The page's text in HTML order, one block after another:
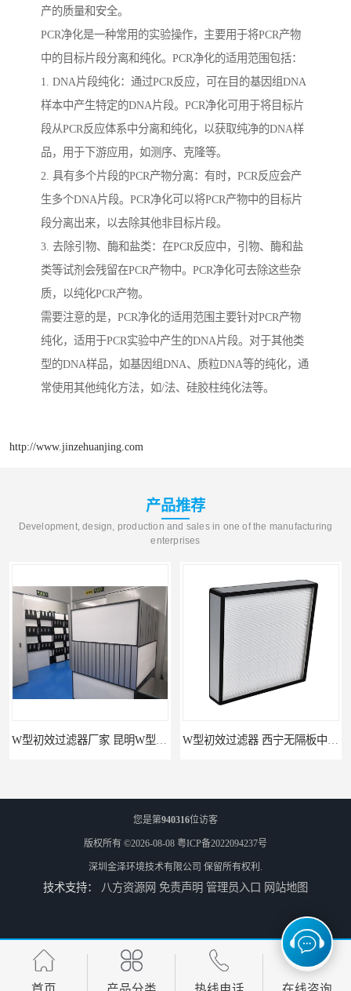
产的质量和安全。
PCR净化是一种常用的实验操作，主要用于将PCR产物
中的目标片段分离和纯化。PCR净化的适用范围包括：
1. DNA片段纯化：通过PCR反应，可在目的基因组DNA
样本中产生特定的DNA片段。PCR净化可用于将目标片
段从PCR反应体系中分离和纯化，以获取纯净的DNA样
品，用于下游应用，如测序、克隆等。
2. 具有多个片段的PCR产物分离：有时，PCR反应会产
生多个DNA片段。PCR净化可以将PCR产物中的目标片
段分离出来，以去除其他非目标片段。
3. 去除引物、酶和盐类：在PCR反应中，引物、酶和盐
类等试剂会残留在PCR产物中。PCR净化可去除这些杂
质，以纯化PCR产物。
需要注意的是，PCR净化的适用范围主要针对PCR产物
纯化，适用于PCR实验中产生的DNA片段。对于其他类
型的DNA样品，如基因组DNA、质粒DNA等的纯化，通
常使用其他纯化方法，如/法、硅胶柱纯化法等。
http://www.jinzehuanjing.com
产品推荐
Development, design, production and sales in one of the manufacturing
enterprises
W型初效过滤器厂 广州无隔板中效过滤器厂家 金泽 无隔板中效过滤器厂家 南京W型初效过滤器厂家 金泽
您是第940316位访客
版权所有 ©2026-08-08 粤ICP备2022094237号
深圳金泽环境技术有限公司 保留所有权利.
技术支持： 八方资源网 免责声明 管理员入口 网站地图